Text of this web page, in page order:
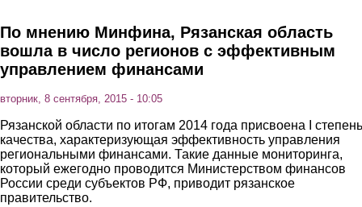
По мнению Минфина, Рязанская область
вошла в число регионов с эффективным
управлением финансами
вторник, 8 сентября, 2015 - 10:05
Рязанской области по итогам 2014 года присвоена I степень
качества, характеризующая эффективность управления
региональными финансами. Такие данные мониторинга,
который ежегодно проводится Министерством финансов
России среди субъектов РФ, приводит рязанское
правительство.